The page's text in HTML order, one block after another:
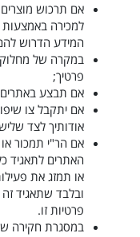
אם תרכוש
למכירה באמצעות
המידע הדרוש
במקרה של
פרטיך;
אם תבצע באתרים,
אם יתקבל צו
אודותיך לצד
אם הר"י תמכור
האתרים לתאגיד
או תמזג את
ובלבד שתאגיד
פרטיות זו.
במסגרת חקירה